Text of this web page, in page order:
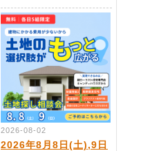
2026-08-02
2026年8月8日(土),9日